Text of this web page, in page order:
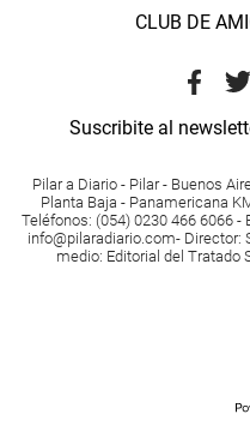
CLUB DE
Suscribite al
Pilar a Diario - Pilar - Buenos
Planta Baja - Panamericana
Teléfonos: (054) 0230 466 6066 -
info@pilaradiario.com- Director:
medio: Editorial del Tratado